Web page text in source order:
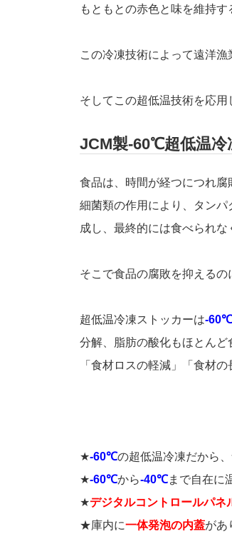
もともとの赤色と味を維持す
この冷凍技術によって遠洋
そしてこの超低温技術を応
JCM製-60℃超低温冷
食品は、時間が経つにつれ
細菌類の作用により、タン
成し、最終的には食べられな
そこで食品の腐敗を抑えるの
超低温冷凍ストッカーは-60℃
分解、脂肪の酸化もほとんど
「食材ロスの軽減」「食材
★-60℃の超低温冷凍だから
★-60℃から-40℃まで自在に
★デジタルコントロールパネ
★庫内に一体発泡の内蓋があ